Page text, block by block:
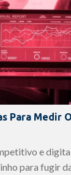
Para Medir
e
para fugir